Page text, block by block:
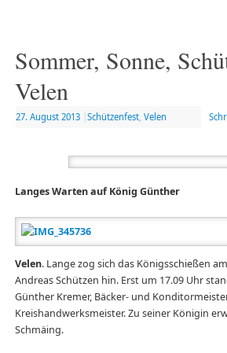
Sommer, Sonne,
Velen
27. August 2013 Schützenfest, Velen
Langes Warten auf König Günther
Velen. Lange zog sich das Königsschießen
Andreas Schützen hin. Erst um 17.09 Uhr
Günther Kremer, Bäcker- und
Kreishandwerksmeister. Zu seiner Königin
Schmäing.